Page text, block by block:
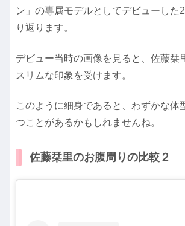
ン」の専属モデルとしてデビューした
り返ります。
デビュー当時の画像を見ると、佐藤栞
スリムな印象を受けます。
このように細身であると、わずかな体
つことがあるかもしれませんね。
佐藤栞里のお腹周りの比較２